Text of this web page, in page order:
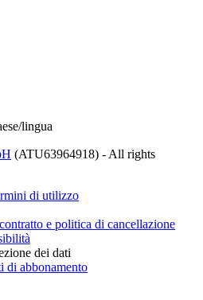
lingua
(ATU63964918) - All rights
di utilizzo
e politica di cancellazione
dei dati
di abbonamento